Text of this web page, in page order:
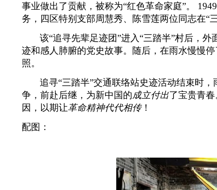
事业做出了贡献，被称为“红色革命家庭”。
1949
务，四区特别支部周慧秀、陈雪莲两位同志在
该“追寻先辈足迹团”进入“三踏半”村后，
迹和感人肺腑的党史故事。随后，在雨水慢慢
照。
追寻“三踏半”交通联络站史迹活动结束时
争，前赴后继，为新中国的成立付出了宝贵青
因，以期让革命精神代代相传！
配图：